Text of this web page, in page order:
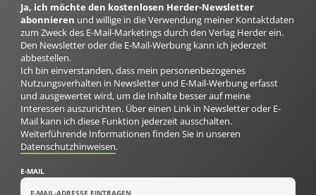
Ja, ich möchte den kostenlosen Herder-Newsletter
abonnieren und willige in die Verwendung meiner Kontaktdaten
zum Zweck des E-Mail-Marketings durch den Verlag Herder ein.
Den Newsletter oder die E-Mail-Werbung kann ich jederzeit
abbestellen.
Ich bin einverstanden, dass mein personenbezogenes
Nutzungsverhalten in Newsletter und E-Mail-Werbung erfasst
und ausgewertet wird, um die Inhalte besser auf meine
Interessen auszurichten. Über einen Link in Newsletter oder E-
Mail kann ich diese Funktion jederzeit ausschalten.
Weiterführende Informationen finden Sie in unseren
Datenschutzhinweisen.
E-MAIL